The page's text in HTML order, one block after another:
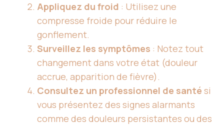
Appliquez du froid : Utilisez une
compresse froide pour réduire le
gonflement.
Surveillez les symptômes : Notez tout
changement dans votre état (douleur
accrue, apparition de fièvre).
Consultez un professionnel de santé si
vous présentez des signes alarmants
comme des douleurs persistantes ou des